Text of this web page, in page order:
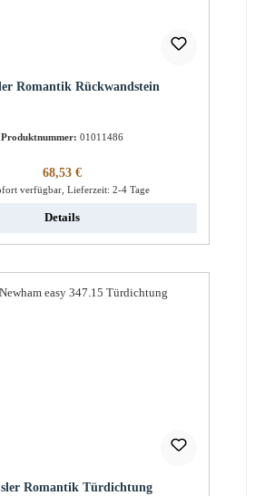
Romantik Rückwandstein
Produktnummer: 01011486
Regulärer Preis:
68,53 €
verfügbar, Lieferzeit: 2-4 Tage
Details
Romantik Türdichtung